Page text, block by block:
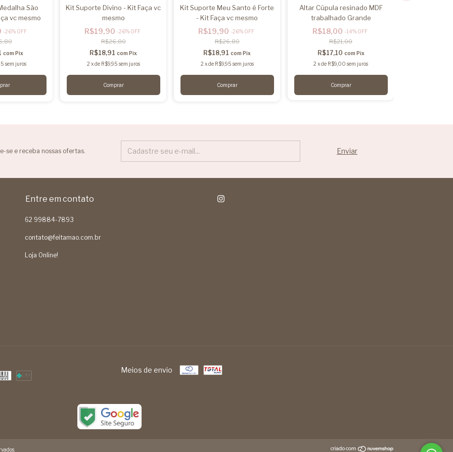
São
vc mesmo
-26% OFF
com Pix
sem juros
Kit Suporte Divino - Kit Faça vc
mesmo
R$19,90 -26% OFF
R$26,80
R$18,91 com Pix
2 xde R$9,95 sem juros
Kit Suporte Meu Santo é Forte
- Kit Faça vc mesmo
R$19,90 -26% OFF
R$26,80
R$18,91 com Pix
2 xde R$9,95 sem juros
Altar Cúpula resinado MDF
trabalhado Grande
R$18,00 -14% OFF
R$21,00
R$17,10 com Pix
2 xde R$9,00 sem juros
Comprar
se e receba nossas ofertas.
Entre em contato
62 99884-7893
contato@feitamao.com.br
Loja Online!
Meios de envio